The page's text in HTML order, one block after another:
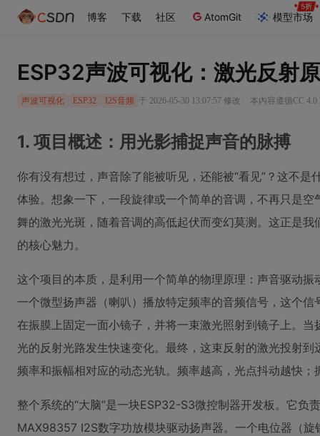
博客 下载 社区 AtomGit 模型市场
ESP32声波可视化：激光反射
声波可视化 ESP32 I2S音频 于 2026-05-30 13:07:57 修改 · 本内容遵循CC
1. 项目概述：用光影捕捉声音的脉搏
你有没有想过，声音除了能被听见，还能被“看见”？这不
体验。想象一下，一段旋律或一个简单的音调，不再只是
舞的激光光斑，随着音调的高低起伏而变幻莫测。这正是我
的核心魅力。
这个项目的本质，是利用一个简单的物理原理：声音驱动
一个微型扬声器（喇叭）播放特定频率的音频信号，这个
在振膜上固定一面小镜子，并将一束激光照射到镜子上。
光的反射光路发生快速变化。最终，这束反射的激光投射
频率和振幅相对应的动态光轨。频率越高，光点抖动越快
整个系统的“大脑”是一块ESP32-S3微控制器开发板。它负
MAX98357 I2S数字功放模块驱动扬声器。一个电位器（